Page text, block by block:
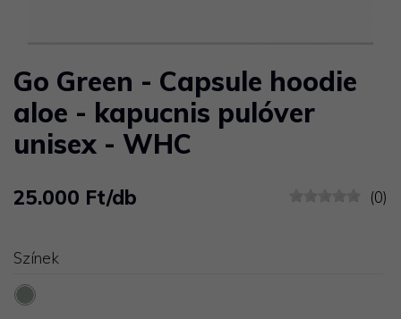
Go Green - Capsule hoodie
aloe - kapucnis pulóver
unisex - WHC
25.000 Ft/db (0)
Színek